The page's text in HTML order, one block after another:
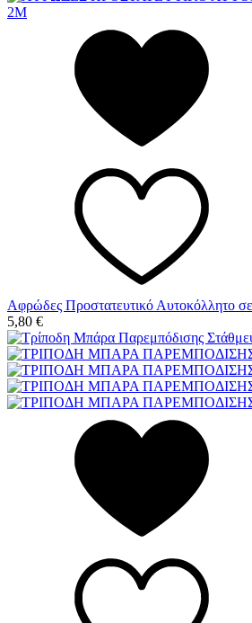
Αφρώδες Προστατευτικό Αυτοκόλλητο
5,80 €